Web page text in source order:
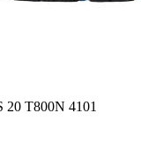
T800N 4101